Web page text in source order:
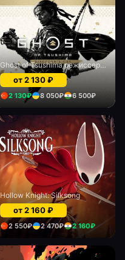
Ghost of Tsushima режиссерская версия (PS Plus)
от2 130₽
2 130₽ 8 050₽ 6 500₽
Hollow Knight: Silksong
от2 160₽
2 550₽ 2 470₽ 2 160₽